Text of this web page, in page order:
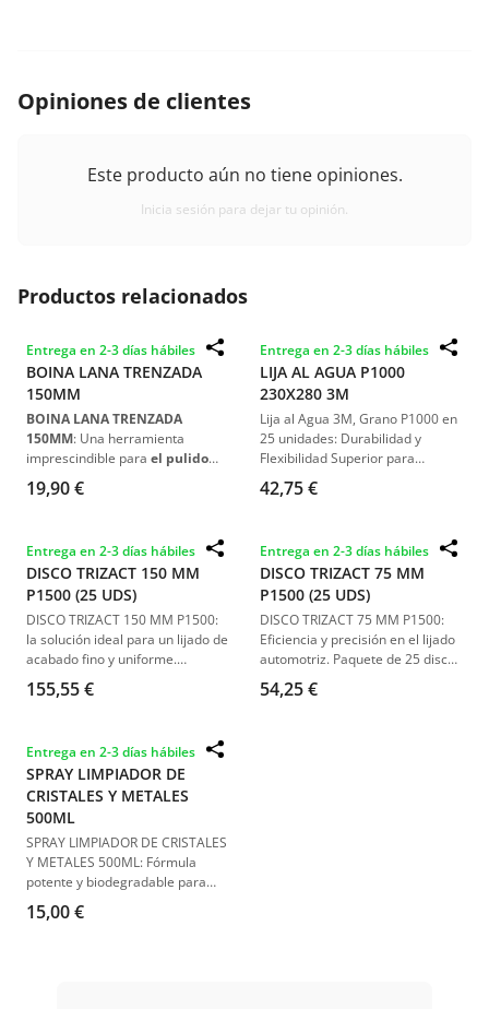
Opiniones de clientes
Este producto aún no tiene opiniones.
Inicia sesión para dejar tu opinión.
Productos relacionados
Entrega en 2-3 días hábiles
BOINA LANA TRENZADA
150MM
BOINA LANA TRENZADA
150MM: Una herramienta
imprescindible para el pulido
profesional
proporcionar
poliéster. Su tamaño de150
mm y compatibilidad con
platos de velcro de hasta 125
mmla convierten en una opción
versátilparadetallistas y
técnicos de carrocería.
19,90 €
Entrega en 2-3 días hábiles
LIJA AL AGUA P1000
230X280 3M
Lija al Agua 3M, Grano P1000 en
25 unidades: Durabilidad y
Flexibilidad Superior para
Reparación Automotriz.
42,75 €
Entrega en 2-3 días hábiles
DISCO TRIZACT 150 MM
P1500 (25 UDS)
DISCO TRIZACT 150 MM P1500:
la solución ideal para un lijado de
acabado fino y uniforme.
Paquete de 25 unidades,
diseñado para ofrecer una
automotriz.
155,55 €
Entrega en 2-3 días hábiles
DISCO TRIZACT 75 MM
P1500 (25 UDS)
DISCO TRIZACT 75 MM P1500:
Eficiencia y precisión en el lijado
automotriz. Paquete de 25 discos
diseñados para una eliminación
efectiva de defectos en la
54,25 €
Entrega en 2-3 días hábiles
SPRAY LIMPIADOR DE
CRISTALES Y METALES
500ML
SPRAY LIMPIADOR DE CRISTALES
Y METALES 500ML: Fórmula
potente y biodegradable para
una limpieza eficaz y segura.
15,00 €